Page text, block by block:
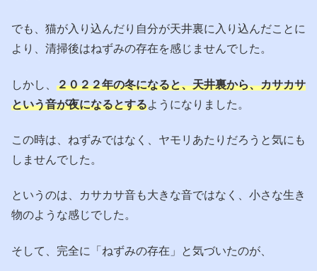
でも、猫が入り込んだり自分が天井裏に入り込んだことに
より、清掃後はねずみの存在を感じませんでした。
しかし、 ２０２２年の冬になると、天井裏から、カサカサ
という音が夜になるとするようになりました。
この時は、ねずみではなく、ヤモリあたりだろうと気にも
しませんでした。
というのは、カサカサ音も大きな音ではなく、小さな生き
物のような感じでした。
そして、完全に「ねずみの存在」と気づいたのが、